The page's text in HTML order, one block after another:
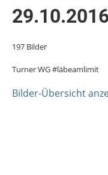
197 Bilder
Turner WG #läbeamlimit
Bilder-Übersicht